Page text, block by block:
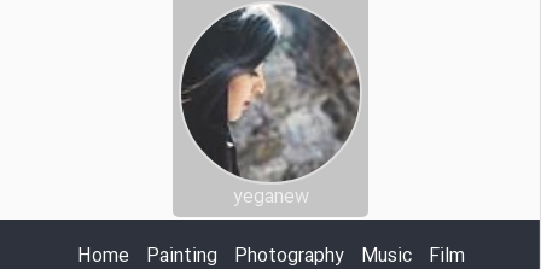
yeganew
Home
Painting Photography Music Film